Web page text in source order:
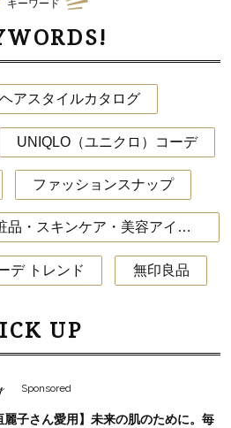
キーワード
アスタイルカタログ
UNIQLO（ユニクロ）コーデ
ファッションスナップ
40代におすすめの化粧品・スキンケア・美容アイテム
デ トレンド 無印良品
UP
Sponsored
麗子さん愛用】未来の肌のために。毎